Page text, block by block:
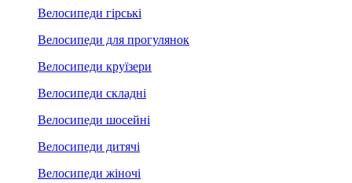
Велосипеди гірські
Велосипеди для прогулянок
Велосипеди круїзери
Велосипеди складні
Велосипеди шосейні
Велосипеди дитячі
Велосипеди жіночі